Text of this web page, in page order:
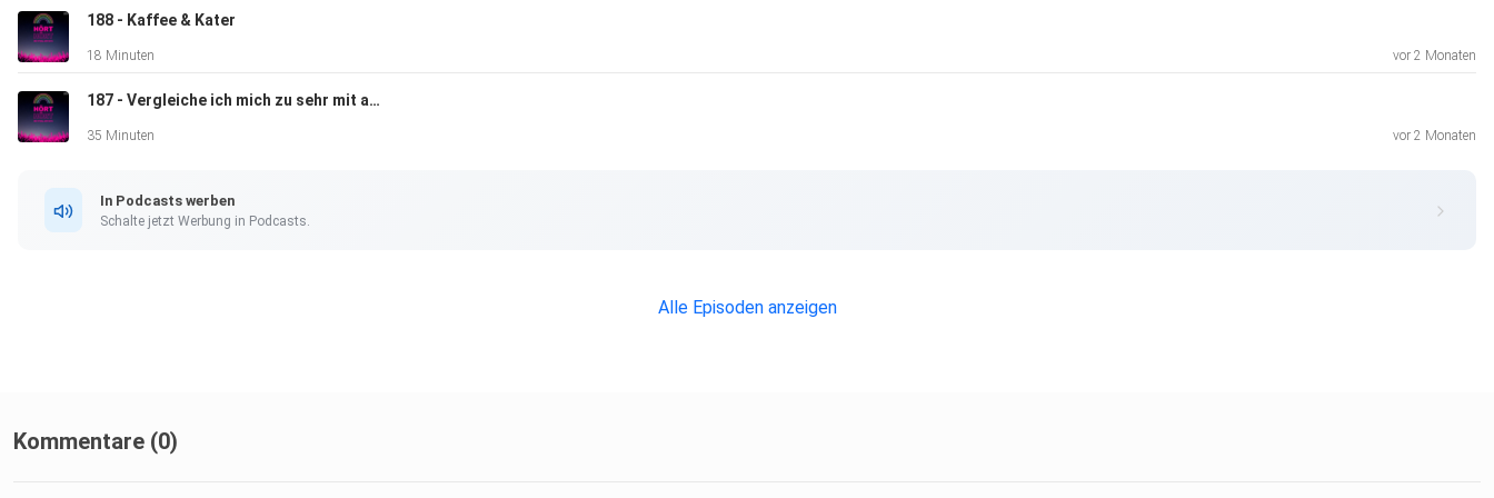
188 - Kaffee & Kater
18 Minuten vor 2 Monaten
187 - Vergleiche ich mich zu sehr mit anderen?
35 Minuten vor 2 Monaten
In Podcasts werben
Schalte jetzt Werbung in Podcasts.
Alle Episoden anzeigen
Kommentare (0)